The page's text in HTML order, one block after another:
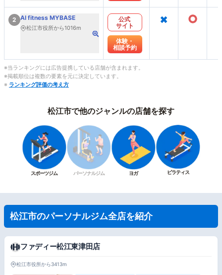
2 AI fitness MYBASE
松江市役所から1016m
公式
サイト
体験・
相談予約
× ○
※当ランキングには広告提携している店舗が含まれます。
※掲載順位は複数の要素を元に決定しています。
※ ランキング評価の考え方
松江市で他のジャンルの店舗を探す
スポーツジム パーソナルジム ヨガ ピラティス
松江市のパーソナルジム全店を紹介
ファディー松江東津田店
松江市役所から3413m